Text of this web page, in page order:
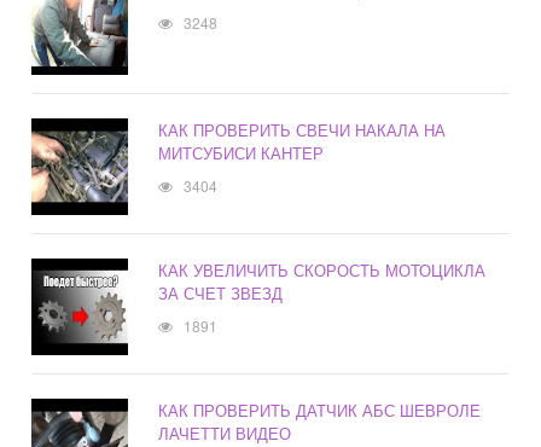
3248
КАК ПРОВЕРИТЬ СВЕЧИ НАКАЛА НА
МИТСУБИСИ КАНТЕР
3404
КАК УВЕЛИЧИТЬ СКОРОСТЬ МОТОЦИКЛА
ЗА СЧЕТ ЗВЕЗД
1891
КАК ПРОВЕРИТЬ ДАТЧИК АБС ШЕВРОЛЕ
ЛАЧЕТТИ ВИДЕО